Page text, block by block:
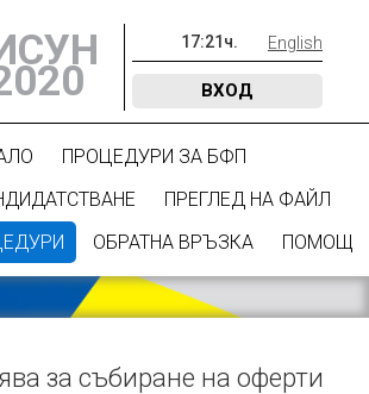
17:21 ч. English
ВХОД
ПРОЦЕДУРИ ЗА БФП
ПРЕГЛЕД НА ФАЙЛ
ОБРАТНА ВРЪЗКА ПОМОЩ
за събиране на оферти